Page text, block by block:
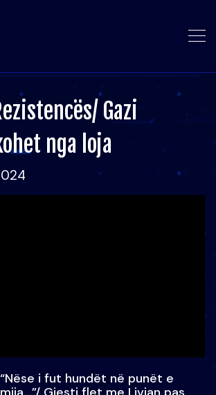
Gazi
nga loja
“Nëse i fut hundët në punët e